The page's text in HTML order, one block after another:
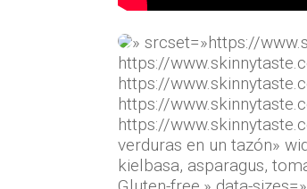
» srcset=»https://
https://
https://
https://
https://
verduras en un tazón»
kielbasa, asparagus,